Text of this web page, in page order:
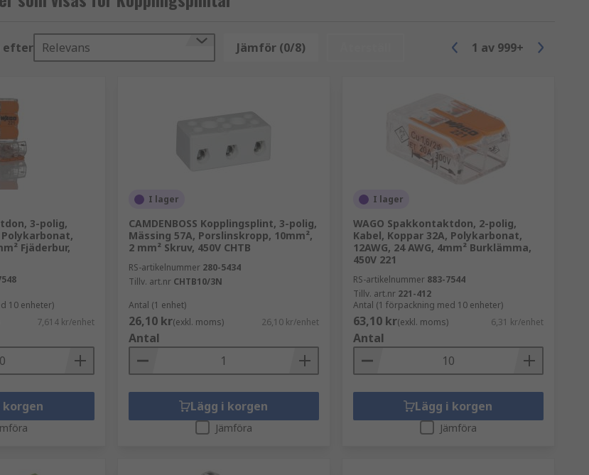
hålla ledaren på plats. En skruvmejsel förs in i plinten, ledningen förs in och när
Push-in-typer låter dig använda solida ledare eller flertrådig kabel med tillägget
är DIN-skenetypen. DIN-skeneanslutningar kan vara enkla genomgående, tvånivå
i paneler eller skåp. DIN-skensplintar är idealiska för applikationer där utrymmet
för att passa alla dina behov. Våra kopplingsplintar kommer i ett stort antal typer,
efter Relevans Jämför (0/8) 1 av 999+
3-polig,
Polykarbonat,
Fjäderbur,
10 enheter)
7,614 kr/enhet
korgen
I lager
CAMDENBOSS Kopplingsplint, 3-polig,
Mässing 57A, Porslinskropp, 10mm²,
2 mm² Skruv, 450V CHTB
RS-artikelnummer 280-5434
Tillv. art.nr CHTB10/3N
Antal (1 enhet)
26,10 kr(exkl. moms) 26,10 kr/enhet
Antal
Lägg i korgen
Jämföra
I lager
WAGO Spakkontaktdon, 2-polig,
Kabel, Koppar 32A, Polykarbonat,
12AWG, 24 AWG, 4mm² Burklämma,
450V 221
RS-artikelnummer 883-7544
Tillv. art.nr 221-412
Antal (1 förpackning med 10 enheter)
63,10 kr(exkl. moms) 6,31 kr/enhet
Antal
Lägg i korgen
Jämföra